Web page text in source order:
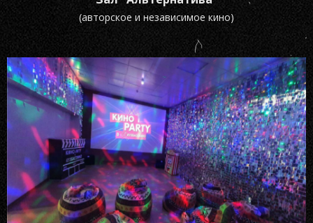
(авторское и независимое кино)